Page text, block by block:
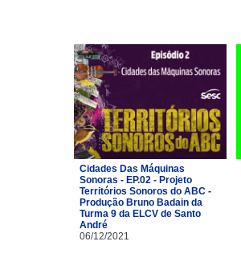
Cidades Das Máquinas
Sonoras - EP.02 - Projeto
Territórios Sonoros do ABC -
Produção Bruno Badain da
Turma 9 da ELCV de Santo
André
06/12/2021